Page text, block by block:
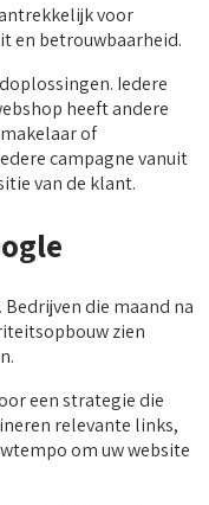
voor
en betrouwbaarheid.
Iedere
heeft andere
of
campagne vanuit
van de klant.
die maand na
zien
een strategie die
relevante links,
om uw website